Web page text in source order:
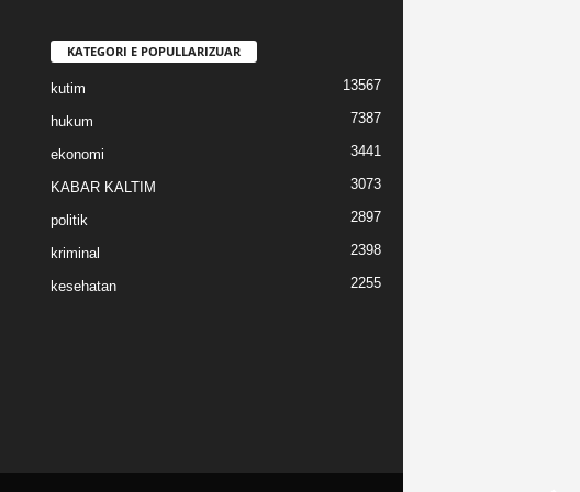
KATEGORI E POPULLARIZUAR
kutim 13567
hukum 7387
ekonomi 3441
KABAR KALTIM 3073
politik 2897
kriminal 2398
kesehatan 2255